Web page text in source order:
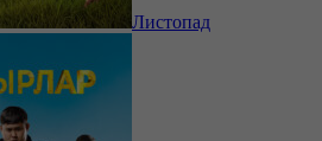
Листопад